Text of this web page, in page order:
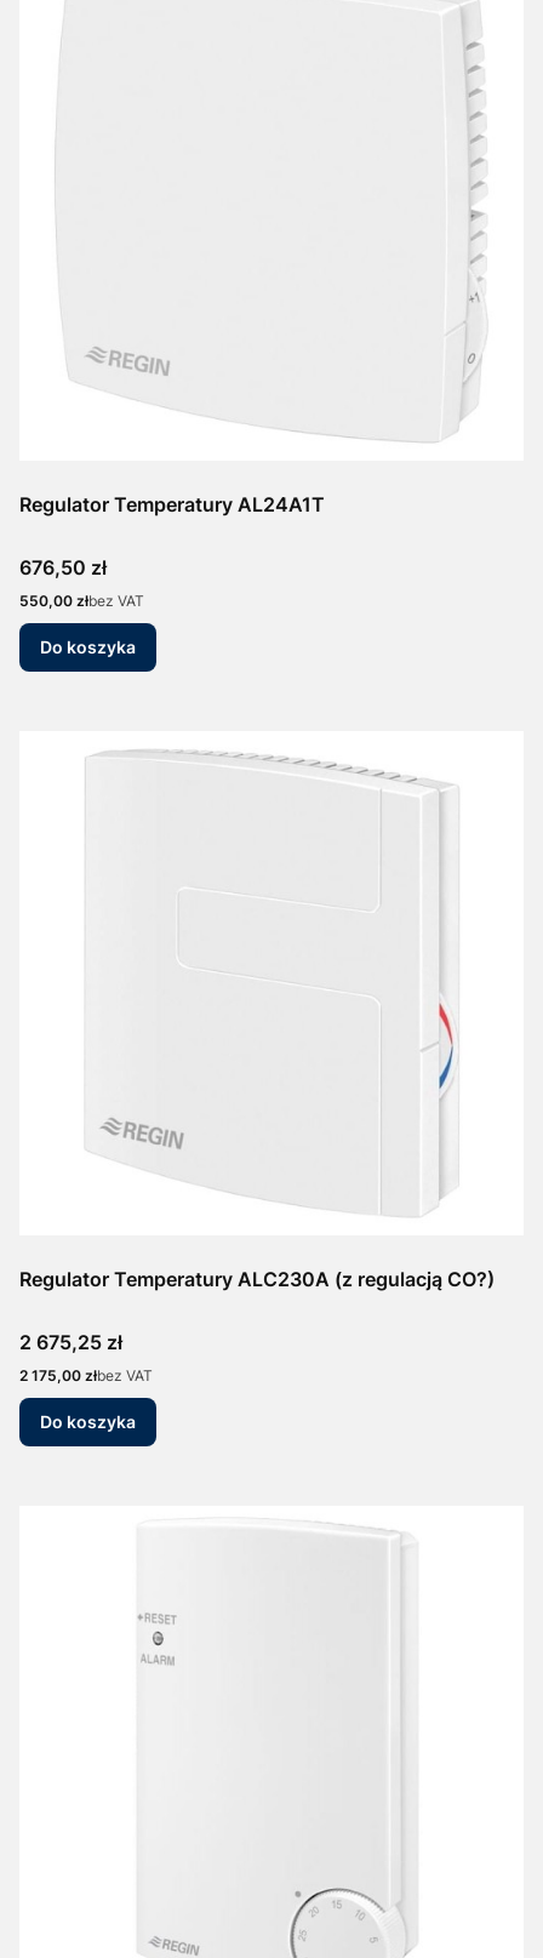
Regulator Temperatury AL24A1T
Cena
676,50 zł
Cena
550,00 złbez VAT
Do koszyka
Regulator Temperatury ALC230A (z regulacją CO?)
Cena
2 675,25 zł
Cena
2 175,00 złbez VAT
Do koszyka